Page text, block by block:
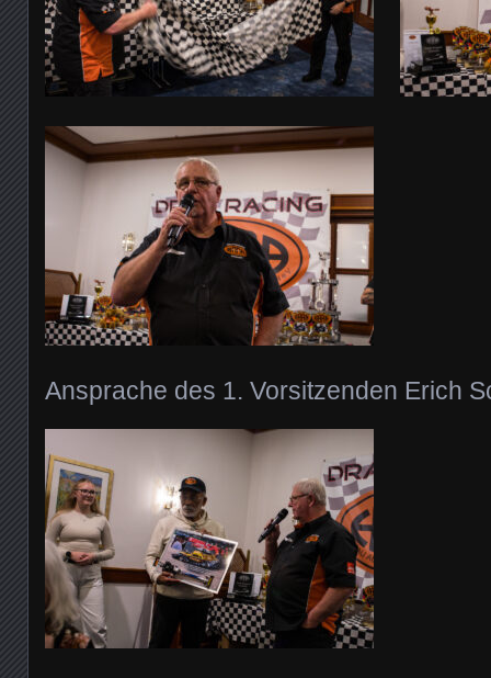
Ansprache des 1. Vorsitzenden Erich